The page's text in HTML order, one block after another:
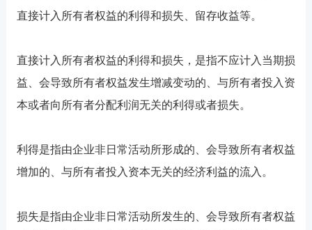
直接计入所有者权益的利得和损失、留存收益等。
直接计入所有者权益的利得和损失，是指不应计入当期损
益、会导致所有者权益发生增减变动的、与所有者投入资
本或者向所有者分配利润无关的利得或者损失。
利得是指由企业非日常活动所形成的、会导致所有者权益
增加的、与所有者投入资本无关的经济利益的流入。
损失是指由企业非日常活动所发生的、会导致所有者权益